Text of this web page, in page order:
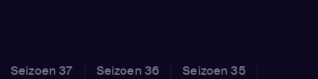
Seizoen 37 Seizoen 36
Seizoen 35